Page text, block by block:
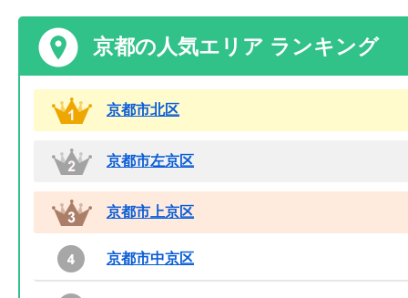
京都の人気エリア ランキング
京都市北区
京都市左京区
京都市上京区
京都市中京区